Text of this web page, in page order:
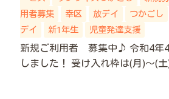
用者募集
幸区 放デイ つかごし
デイ
新1年生 児童発達支援
新規ご利用者 募集中♪ 令和4年4
しました！ 受け入れ枠は(月)～(